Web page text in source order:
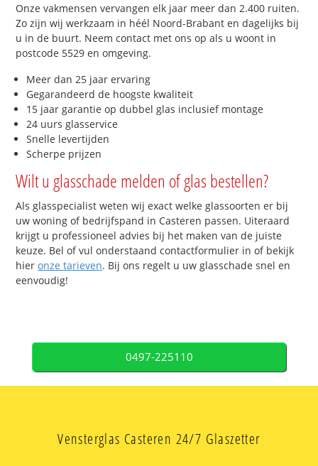
Onze vakmensen vervangen elk jaar meer dan 2.400 ruiten.
Zo zijn wij werkzaam in héél Noord-Brabant en dagelijks bij
u in de buurt. Neem contact met ons op als u woont in
postcode 5529 en omgeving.
Meer dan 25 jaar ervaring
Gegarandeerd de hoogste kwaliteit
15 jaar garantie op dubbel glas inclusief montage
24 uurs glasservice
Snelle levertijden
Scherpe prijzen
Wilt u glasschade melden of glas bestellen?
Als glasspecialist weten wij exact welke glassoorten er bij
uw woning of bedrijfspand in Casteren passen. Uiteraard
krijgt u professioneel advies bij het maken van de juiste
keuze. Bel of vul onderstaand contactformulier in of bekijk
hieronze tarieven. Bij ons regelt u uw glasschade snel en
eenvoudig!
0497-225110
Vensterglas Casteren 24/7 Glaszetter